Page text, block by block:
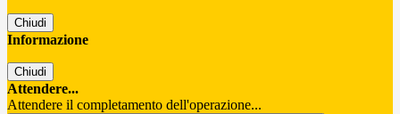
Chiudi
Informazione
Chiudi
Attendere...
Attendere il completamento dell'operazione...